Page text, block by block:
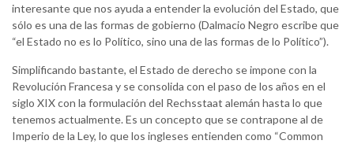
interesante que nos ayuda a entender la evolución del Estado, que
sólo es una de las formas de gobierno (Dalmacio Negro escribe que
“el Estado no es lo Político, sino una de las formas de lo Político”).
Simplificando bastante, el Estado de derecho se impone con la
Revolución Francesa y se consolida con el paso de los años en el
siglo XIX con la formulación del Rechsstaat alemán hasta lo que
tenemos actualmente. Es un concepto que se contrapone al de
Imperio de la Ley, lo que los ingleses entienden como “Common